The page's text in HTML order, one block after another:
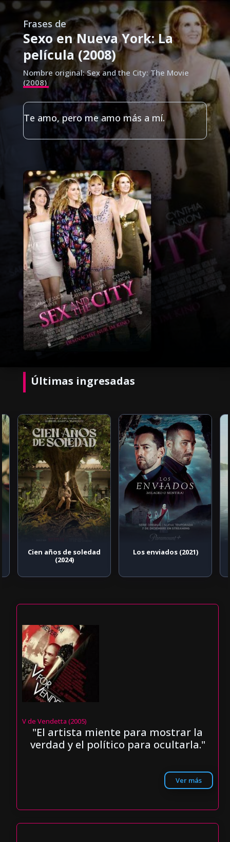
Frases de
Sexo en Nueva York: La
película (2008)
Nombre original: Sex and the City: The Movie
(2008)
Te amo, pero me amo más a mí.
Últimas ingresadas
Cien años de soledad
(2024)
Los enviados (2021)
V de Vendetta (2005)
"El artista miente para mostrar la
verdad y el político para ocultarla."
Ver más